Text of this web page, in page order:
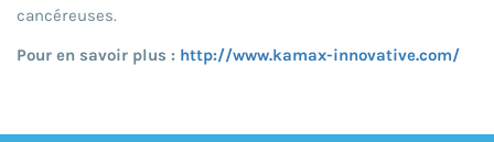
cancéreuses.
Pour en savoir plus : http://www.kamax-innovative.com/